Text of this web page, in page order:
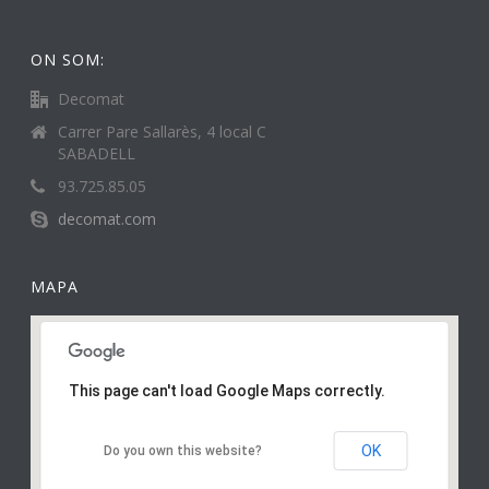
ON SOM:
Decomat
Carrer Pare Sallarès, 4 local C
SABADELL
93.725.85.05
decomat.com
MAPA
This page can't load Google Maps correctly.
Do you own this website? OK